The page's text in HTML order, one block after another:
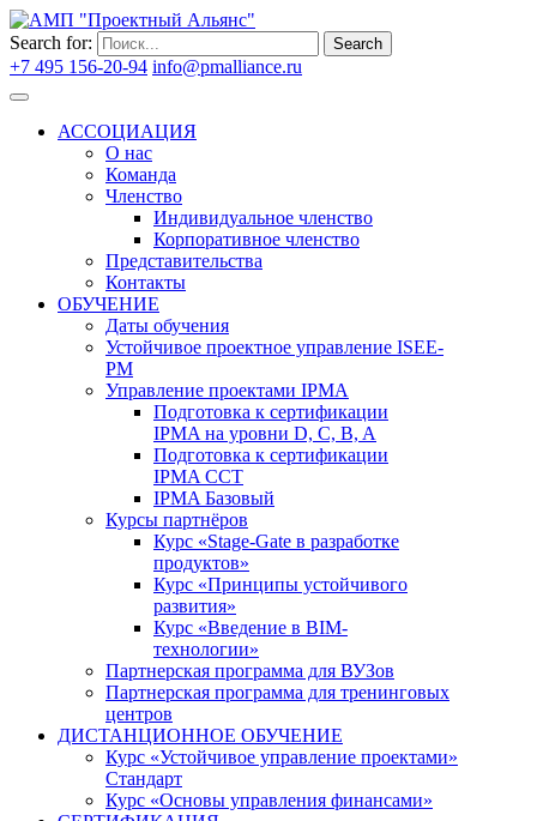
Search for: Search
+7 495 156-20-94 info@pmalliance.ru
АССОЦИАЦИЯ
О нас
Команда
Членство
Индивидуальное членство
Корпоративное членство
Представительства
Контакты
ОБУЧЕНИЕ
Даты обучения
Устойчивое проектное управление ISEE-
PM
Управление проектами IPMA
Подготовка к сертификации
IPMA на уровни D, C, B, A
Подготовка к сертификации
IPMA CCT
IPMA Базовый
Курсы партнёров
Курс «Stage-Gate в разработке
продуктов»
Курс «Принципы устойчивого
развития»
Курс «Введение в BIM-
технологии»
Партнерская программа для ВУЗов
Партнерская программа для тренинговых
центров
ДИСТАНЦИОННОЕ ОБУЧЕНИЕ
Курс «Устойчивое управление проектами»
Стандарт
Курс «Основы управления финансами»